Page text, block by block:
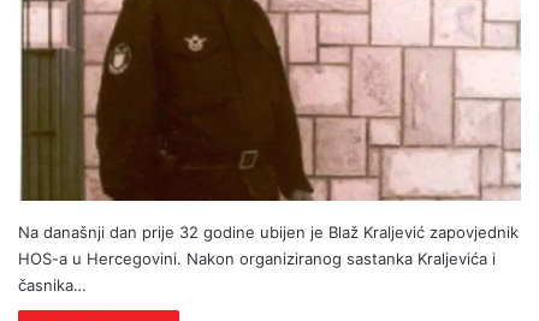
Na današnji dan prije 32 godine ubijen je Blaž Kraljević zapovjednik
HOS-a u Hercegovini. Nakon organiziranog sastanka Kraljevića i
časnika…